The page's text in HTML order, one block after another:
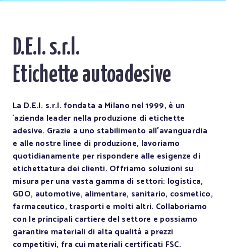
D.E.I. s.r.l.
Etichette autoadesive
La D.E.I. s.r.l. fondata a Milano nel 1999, è un
´azienda leader nella produzione di etichette
adesive. Grazie a uno stabilimento all′avanguardia
e alle nostre linee di produzione, lavoriamo
quotidianamente per rispondere alle esigenze di
etichettatura dei clienti. Offriamo soluzioni su
misura per una vasta gamma di settori: logistica,
GDO, automotive, alimentare, sanitario, cosmetico,
farmaceutico, trasporti e molti altri. Collaboriamo
con le principali cartiere del settore e possiamo
garantire materiali di alta qualità a prezzi
competitivi, fra cui materiali certificati FSC.